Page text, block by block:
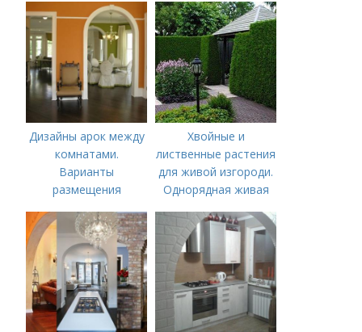
используют в
интерьере квартиры
Дизайны арок между
комнатами.
Варианты
размещения
Хвойные и
лиственные растения
для живой изгороди.
Однорядная живая